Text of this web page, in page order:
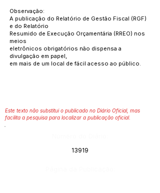
Observação:
A publicação do Relatório de Gestão Fiscal (RGF)
e do Relatório
Resumido de Execução Orçamentária (RREO) nos
meios
eletrônicos obrigatórios não dispensa a
divulgação em papel,
em mais de um local de fácil acesso ao público.
Este texto não substitui o publicado no Diário Oficial, mas
facilita a pesquisa para localizar a publicação oficial.
13919